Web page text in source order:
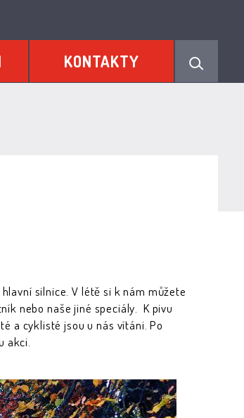
KONTAKTY
silnice. V létě si k nám můžete
nebo naše jiné speciály. K pivu
a cyklisté jsou u nás vítáni. Po
akci.